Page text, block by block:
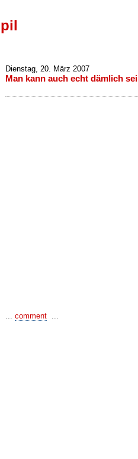
Dienstag, 20. März 2007
Man kann auch echt dämlich
... comment ...